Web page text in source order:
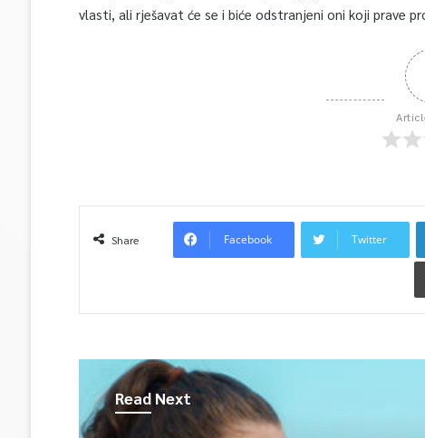
vlasti, ali rješavat će se i biće odstranjeni oni koji prave
Share Facebook Twitter
Read Next